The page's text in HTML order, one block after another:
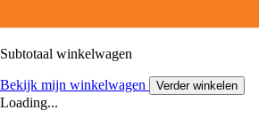
Subtotaal winkelwagen
Bekijk mijn winkelwagen Verder winkelen
Loading...